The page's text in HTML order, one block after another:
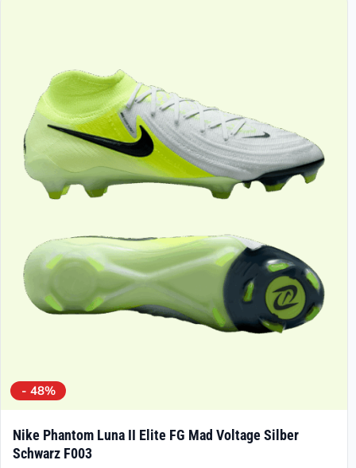
- 48%
Nike Phantom Luna II Elite FG Mad Voltage Silber
Schwarz F003